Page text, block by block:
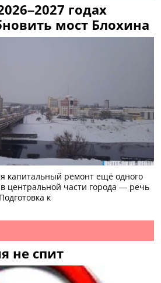
годах
мост Блохина
капитальный ремонт ещё одного
центральной части города — речь
к
не спит